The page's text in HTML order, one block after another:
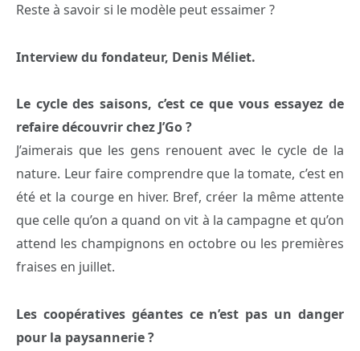
Reste à savoir si le modèle peut essaimer ?
Interview du fondateur, Denis Méliet.
Le cycle des saisons, c’est ce que vous essayez de
refaire découvrir chez J’Go ?
J’aimerais que les gens renouent avec le cycle de la
nature. Leur faire comprendre que la tomate, c’est en
été et la courge en hiver. Bref, créer la même attente
que celle qu’on a quand on vit à la campagne et qu’on
attend les champignons en octobre ou les premières
fraises en juillet.
Les coopératives géantes ce n’est pas un danger
pour la paysannerie ?